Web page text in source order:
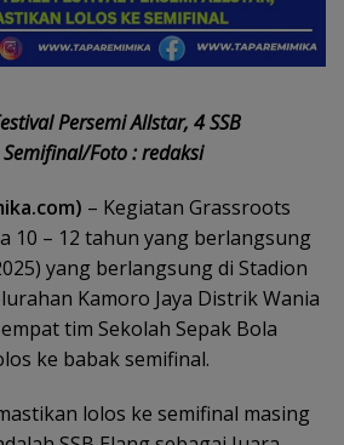
Persemi Allstar, 4 SSB
Foto : redaksi
– Kegiatan Grassroots
10 – 12 tahun yang berlangsung
yang berlangsung di Stadion
Kamoro Jaya Distrik Wania
tim Sekolah Sepak Bola
ke babak semifinal.
lolos ke semifinal masing